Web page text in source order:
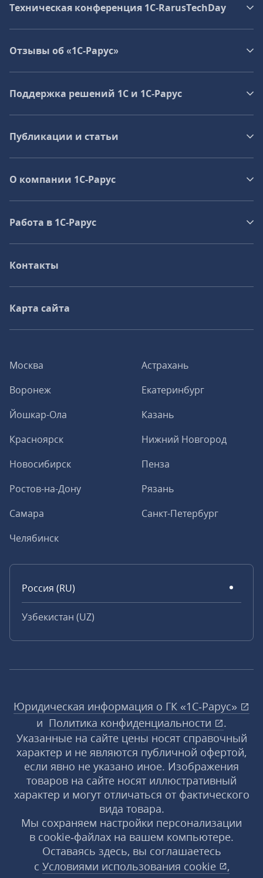
Москва
Астрахань
Воронеж
Екатеринбург
Йошкар-Ола
Казань
Красноярск
Нижний Новгород
Новосибирск
Пенза
Ростов-на-Дону
Рязань
Самара
Санкт-Петербург
Челябинск
Россия (RU)
Узбекистан (UZ)
Техническая конференция 1C‑RarusTechDay
Отзывы об «1С-Рарус»
Поддержка решений 1С и 1С‑Рарус
Публикации и статьи
О компании 1C-Рарус
Работа в 1С‑Рарус
Контакты
Карта сайта
Юридическая информация о ГК «1С‑Рарус»
и Политика конфиденциальности
.
Указанные на сайте цены носят справочный
характер и не являются публичной офертой,
если явно не указано иное. Изображения
товаров на сайте носят иллюстративный
характер и могут отличаться от фактического
вида товара.
Мы сохраняем настройки персонализации
в cookie‑файлах на вашем компьютере.
Оставаясь здесь, вы соглашаетесь
с Условиями использования cookie
,